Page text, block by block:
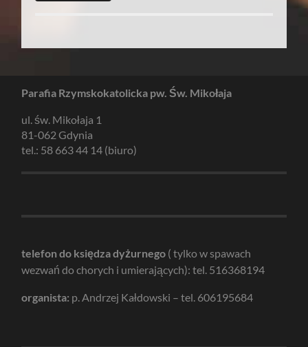
Parafia Rzymskokatolicka pw. Św. Mikołaja
ul. św. Mikołaja 1
81-062 Gdynia
tel.: 58 663 44 14 (biuro)
telefon do księdza dyżurnego ( tylko w spawach
wezwań do chorych i umierających): tel. 516368194
organista: p. Andrzej Kałdowski – tel. 606195684